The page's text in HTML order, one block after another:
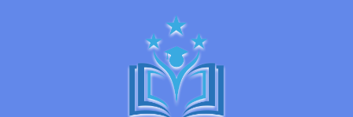
• Erasmus+ ve uluslararası değişim programları • Schengen
• Güvenli, kültürel açıdan zengin bir şehir yapısı
Prag’daki üniversiteler hem sosyal bilimler hem de
mühendislik, tıp, ekonomi, sanat ve teknoloji gibi alanlarda
geniş program seçenekleri sunmaktadır.
Prag’da Öne Çıkan Üniversiteler